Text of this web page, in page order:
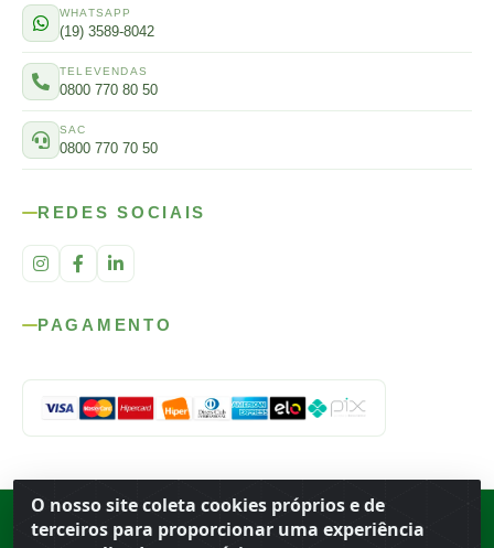
O nosso site coleta cookies próprios e de
terceiros para proporcionar uma experiência
WHATSAPP
(19) 3589-8042
TELEVENDAS
0800 770 80 50
SAC
0800 770 70 50
REDES SOCIAIS
PAGAMENTO
Rod. SP-215, s/n, km 98 — Área Rural Porto Ferreira ·BR
· CEP
· CNPJ 56.679.863/0001-91